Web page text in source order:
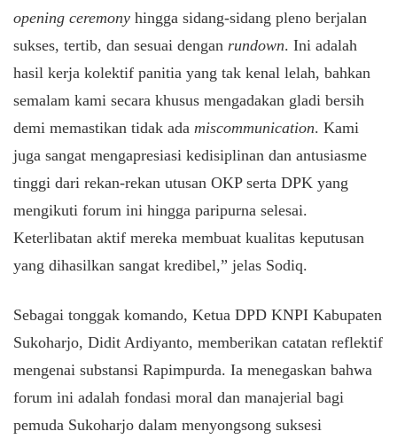
opening ceremony hingga sidang-sidang pleno berjalan
sukses, tertib, dan sesuai dengan rundown. Ini adalah
hasil kerja kolektif panitia yang tak kenal lelah, bahkan
semalam kami secara khusus mengadakan gladi bersih
demi memastikan tidak ada miscommunication. Kami
juga sangat mengapresiasi kedisiplinan dan antusiasme
tinggi dari rekan-rekan utusan OKP serta DPK yang
mengikuti forum ini hingga paripurna selesai.
Keterlibatan aktif mereka membuat kualitas keputusan
yang dihasilkan sangat kredibel,” jelas Sodiq.
​Sebagai tonggak komando, Ketua DPD KNPI Kabupaten
Sukoharjo, Didit Ardiyanto, memberikan catatan reflektif
mengenai substansi Rapimpurda. Ia menegaskan bahwa
forum ini adalah fondasi moral dan manajerial bagi
pemuda Sukoharjo dalam menyongsong suksesi